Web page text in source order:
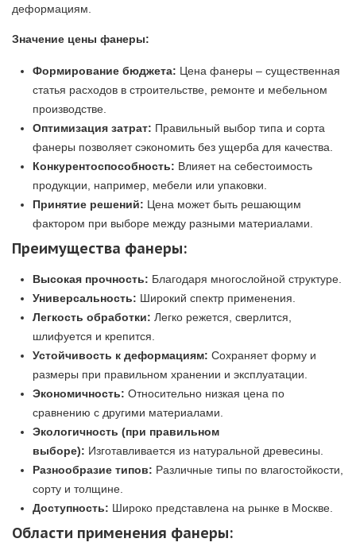
деформациям.
Значение цены фанеры:
Формирование бюджета: Цена фанеры – существенная
статья расходов в строительстве, ремонте и мебельном
производстве.
Оптимизация затрат: Правильный выбор типа и сорта
фанеры позволяет сэкономить без ущерба для качества.
Конкурентоспособность: Влияет на себестоимость
продукции, например, мебели или упаковки.
Принятие решений: Цена может быть решающим
фактором при выборе между разными материалами.
Преимущества фанеры:
Высокая прочность: Благодаря многослойной структуре.
Универсальность: Широкий спектр применения.
Легкость обработки: Легко режется, сверлится,
шлифуется и крепится.
Устойчивость к деформациям: Сохраняет форму и
размеры при правильном хранении и эксплуатации.
Экономичность: Относительно низкая цена по
сравнению с другими материалами.
Экологичность (при правильном
выборе): Изготавливается из натуральной древесины.
Разнообразие типов: Различные типы по влагостойкости,
сорту и толщине.
Доступность: Широко представлена на рынке в Москве.
Области применения фанеры: